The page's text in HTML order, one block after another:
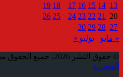
13
14
15
16
17
18
19
20
21
22
23
24
25
26
27
28
29
30
« مايو
يوليو »
© حقوق النشر 2026، جميع الحقوق محفوظة |
المصرية